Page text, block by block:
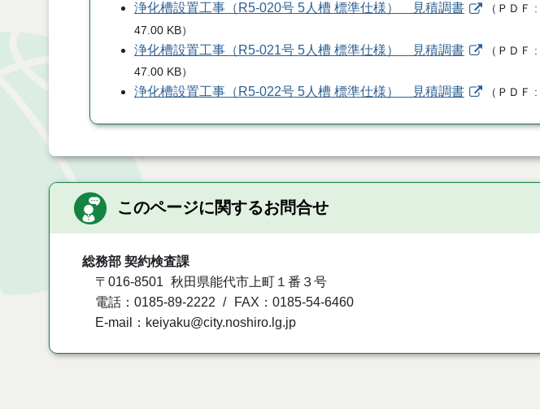
浄化槽設置工事（R5-020号 5人槽 標準仕様） 見積調書 （ ＰＤＦ
47.00 KB）
浄化槽設置工事（R5-021号 5人槽 標準仕様） 見積調書 （ ＰＤＦ
47.00 KB）
浄化槽設置工事（R5-022号 5人槽 標準仕様） 見積調書 （ ＰＤＦ
このページに関するお問合せ
総務部 契約検査課
〒016-8501
秋田県能代市上町１番３号
電話：0185-89-2222
FAX：0185-54-6460
E-mail：keiyaku@city.noshiro.lg.jp